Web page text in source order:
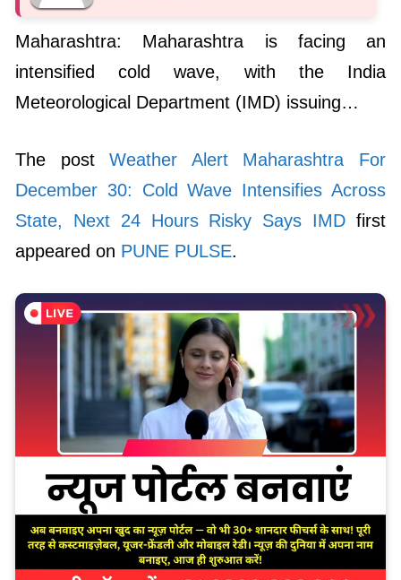
Maharashtra: Maharashtra is facing an
intensified cold wave, with the India
Meteorological Department (IMD) issuing…
The postWeather Alert Maharashtra For
December 30: Cold Wave Intensifies Across
State, Next 24 Hours Risky Says IMD first
appeared on PUNE PULSE.